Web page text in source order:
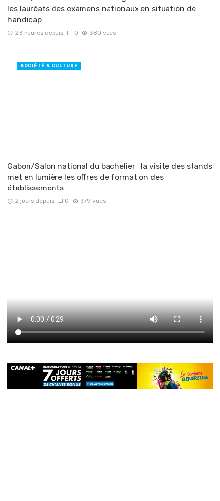
les lauréats des examens nationaux en situation de
handicap
23 heures depuis 0 380 vues
Gabon/Salon national du bachelier : la visite des stands
met en lumière les offres de formation des
établissements
2 jours depuis 0 379 vues
SOCIÉTÉ & CULTURE